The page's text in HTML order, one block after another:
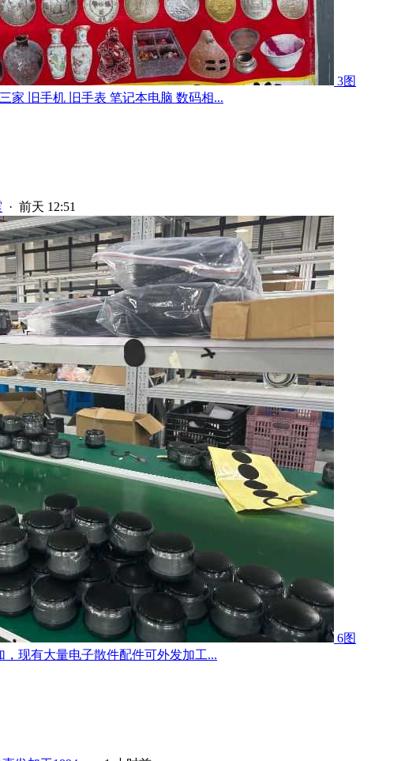
3图
家 旧手机 旧手表 笔记本电脑 数码相...
· 前天 12:51
6图
现有大量电子散件配件可外发加工...